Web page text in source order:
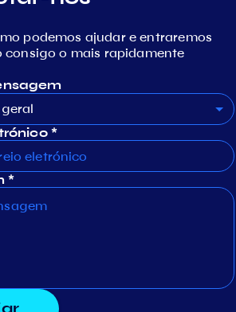
podemos ajudar e entraremos
consigo o mais rapidamente
*
*